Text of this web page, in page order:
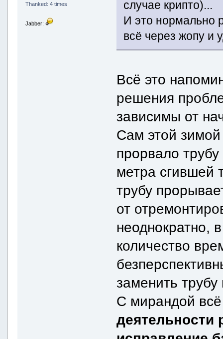
Thanked: 4 times
Jabber:
случае крипто)...
И это нормально
всё через жопу и
Всё это
решения
зависимы от
Сам этой
прорвало
метра сгившей
трубу
от
неоднократно,
количество
заменить
С мирандой всё
деятельности